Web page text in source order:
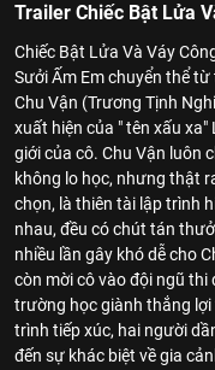
Trailer Chiếc Bật Lửa
Chiếc Bật Lửa Và Váy
Sưởi Ấm Em chuyển thể
Chu Vận (Trương Tịnh
xuất hiện của " tên xấu xa"
giới của cô. Chu Vận luôn
không lo học, nhưng thật
chọn, là thiên tài lập trình
nhau, đều có chút tán
nhiều lần gây khó dễ cho
còn mời cô vào đội ngũ
trường học giành thắng
trình tiếp xúc, hai người
đến sự khác biệt về gia